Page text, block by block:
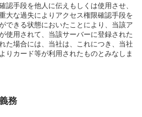
認手段を他人に伝えもしくは使用させ、
大な過失によりアクセス権限確認手段を
できる状態においたことにより、当該ア
使用されて、当該サーバーに登録された
た場合には、当社は、これにつき、当社
りカード等が利用されたものとみなしま
務